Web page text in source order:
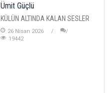
Ümit Güçlü
KÜLÜN ALTINDA KALAN SESLER
26 Nisan 2026
19442